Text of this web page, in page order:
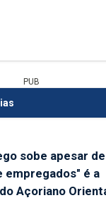
PUB
sobe apesar de
empregados" é a
Açoriano